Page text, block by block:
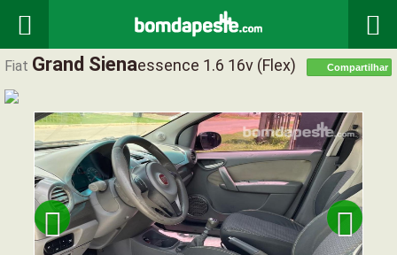
 
Fiat Grand SienaEssence 1.6 16v (flex) Compartilhar
 